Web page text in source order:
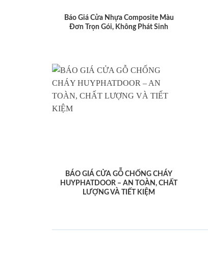
Báo Giá Cửa Nhựa Composite Màu
Đơn Trọn Gói, Không Phát Sinh
BÁO GIÁ CỬA GỖ CHỐNG CHÁY
HUYPHATDOOR – AN TOÀN, CHẤT
LƯỢNG VÀ TIẾT KIỆM